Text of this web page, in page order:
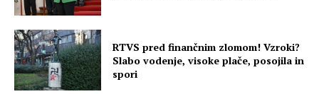
RTVS pred finančnim zlomom! Vzroki?
Slabo vodenje, visoke plače, posojila in
spori